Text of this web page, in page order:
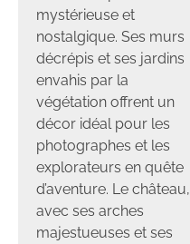
mystérieuse et
nostalgique. Ses murs
décrépis et ses jardins
envahis par la
végétation offrent un
décor idéal pour les
photographes et les
explorateurs en quête
d’aventure. Le château,
avec ses arches
majestueuses et ses